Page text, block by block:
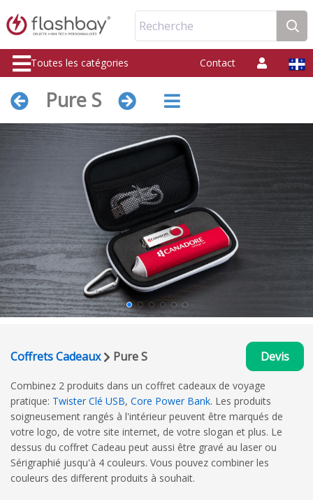
Recherche
Toutes les catégories Contact
Pure S
Coffrets Cadeaux Pure S Devis
Combinez 2 produits dans un coffret cadeaux de voyage
pratique: Twister Clé USB, Core Power Bank. Les produits
soigneusement rangés à l'intérieur peuvent être marqués de
votre logo, de votre site internet, de votre slogan et plus. Le
dessus du coffret Cadeau peut aussi être gravé au laser ou
Sérigraphié jusqu'à 4 couleurs. Vous pouvez combiner les
couleurs des different produits à souhait.